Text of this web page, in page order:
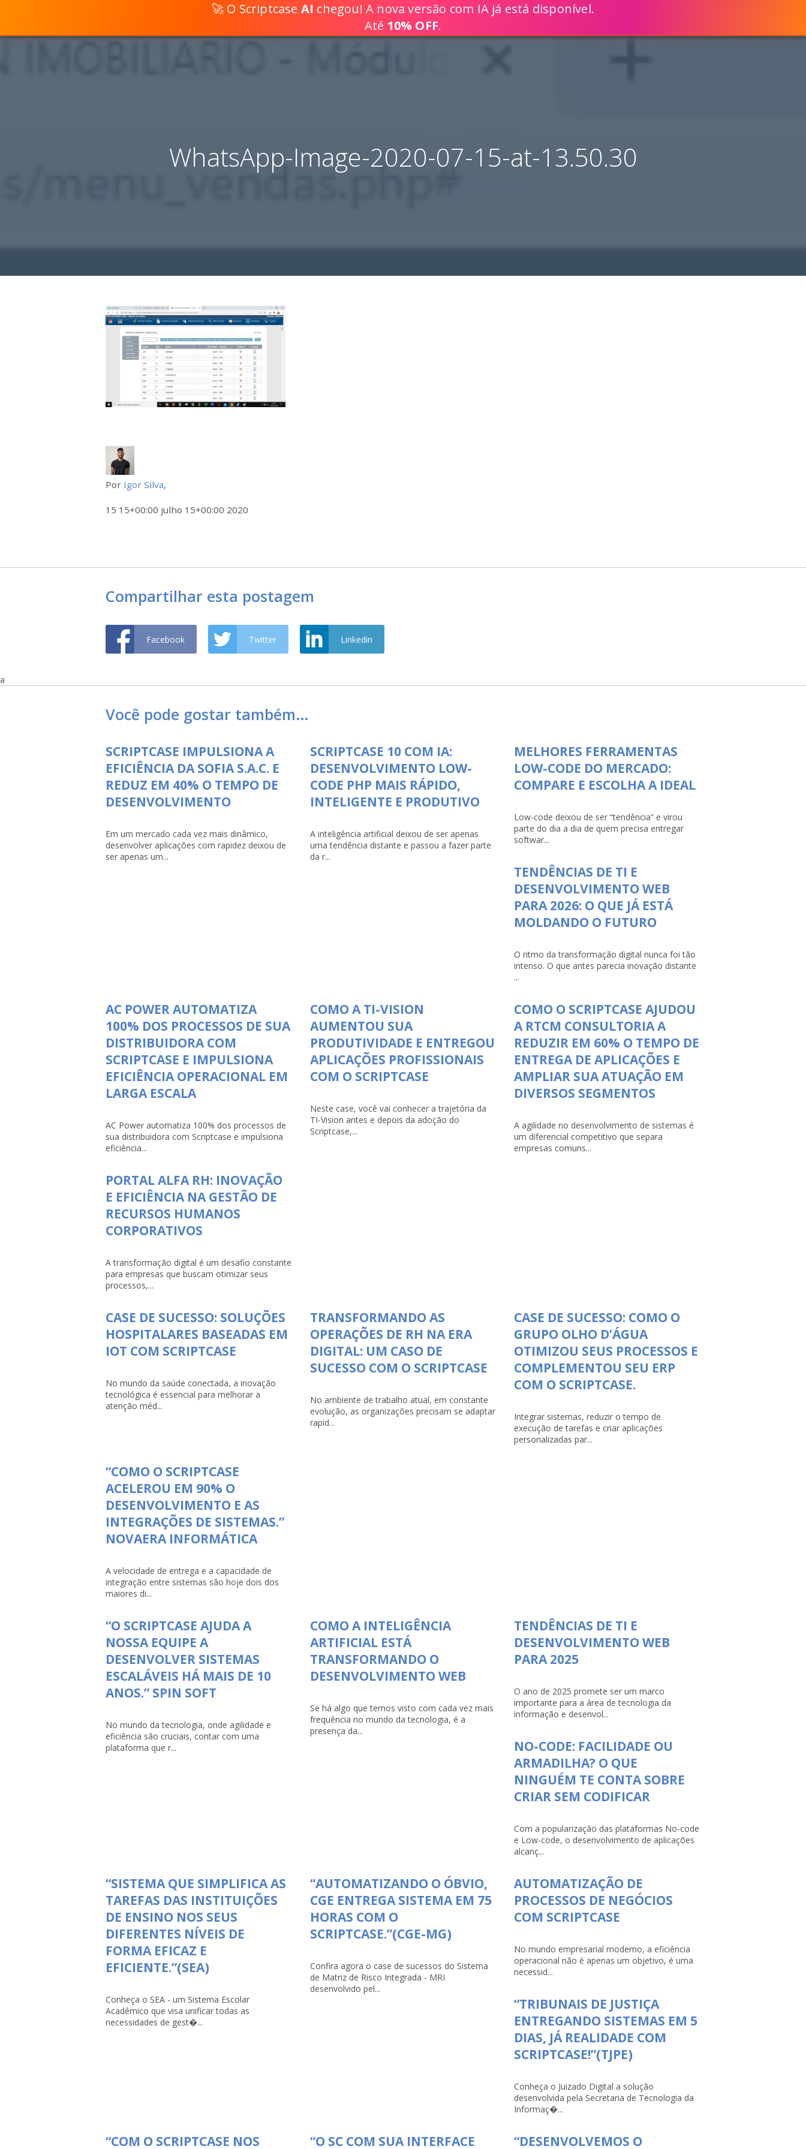
DESENVOLVA SOLUÇÕES WEB 80% MAIS RÁPIDO COM O SCRIPTCASE
WhatsApp-Image-2020-07-15-at-13.50.30
Por Igor Silva,
15 15+00:00 julho 15+00:00 2020
Compartilhar esta postagem
Facebook Twitter Linkedin
a
Você pode gostar também…
SCRIPTCASE IMPULSIONA A
EFICIÊNCIA DA SOFIA S.A.C. E
REDUZ EM 40% O TEMPO DE
DESENVOLVIMENTO
Em um mercado cada vez mais dinâmico,
desenvolver aplicações com rapidez deixou de
ser apenas um...
SCRIPTCASE 10 COM IA:
DESENVOLVIMENTO LOW-
CODE PHP MAIS RÁPIDO,
INTELIGENTE E PRODUTIVO
A inteligência artificial deixou de ser apenas
uma tendência distante e passou a fazer parte
da r...
MELHORES FERRAMENTAS
LOW-CODE DO MERCADO:
COMPARE E ESCOLHA A IDEAL
Low-code deixou de ser “tendência” e virou
parte do dia a dia de quem precisa entregar
softwar...
TENDÊNCIAS DE TI E
DESENVOLVIMENTO WEB
PARA 2026: O QUE JÁ ESTÁ
MOLDANDO O FUTURO
O ritmo da transformação digital nunca foi tão
intenso. O que antes parecia inovação distante
...
AC POWER AUTOMATIZA
100% DOS PROCESSOS DE SUA
DISTRIBUIDORA COM
SCRIPTCASE E IMPULSIONA
EFICIÊNCIA OPERACIONAL EM
LARGA ESCALA
AC Power automatiza 100% dos processos de
sua distribuidora com Scriptcase e impulsiona
eficiência...
COMO A TI-VISION
AUMENTOU SUA
PRODUTIVIDADE E ENTREGOU
APLICAÇÕES PROFISSIONAIS
COM O SCRIPTCASE
Neste case, você vai conhecer a trajetória da
TI-Vision antes e depois da adoção do
Scriptcase,...
COMO O SCRIPTCASE AJUDOU
A RTCM CONSULTORIA A
REDUZIR EM 60% O TEMPO DE
ENTREGA DE APLICAÇÕES E
AMPLIAR SUA ATUAÇÃO EM
DIVERSOS SEGMENTOS
A agilidade no desenvolvimento de sistemas é
um diferencial competitivo que separa
empresas comuns...
PORTAL ALFA RH: INOVAÇÃO
E EFICIÊNCIA NA GESTÃO DE
RECURSOS HUMANOS
CORPORATIVOS
A transformação digital é um desafio constante
para empresas que buscam otimizar seus
processos,...
CASE DE SUCESSO: SOLUÇÕES
HOSPITALARES BASEADAS EM
IOT COM SCRIPTCASE
No mundo da saúde conectada, a inovação
tecnológica é essencial para melhorar a
atenção méd...
TRANSFORMANDO AS
OPERAÇÕES DE RH NA ERA
DIGITAL: UM CASO DE
SUCESSO COM O SCRIPTCASE
No ambiente de trabalho atual, em constante
evolução, as organizações precisam se adaptar
rapid...
CASE DE SUCESSO: COMO O
GRUPO OLHO D’ÁGUA
OTIMIZOU SEUS PROCESSOS E
COMPLEMENTOU SEU ERP
COM O SCRIPTCASE.
Integrar sistemas, reduzir o tempo de
execução de tarefas e criar aplicações
personalizadas par...
“COMO O SCRIPTCASE
ACELEROU EM 90% O
DESENVOLVIMENTO E AS
INTEGRAÇÕES DE SISTEMAS.”
NOVAERA INFORMÁTICA
A velocidade de entrega e a capacidade de
integração entre sistemas são hoje dois dos
maiores di...
“O SCRIPTCASE AJUDA A
NOSSA EQUIPE A
DESENVOLVER SISTEMAS
ESCALÁVEIS HÁ MAIS DE 10
ANOS.” SPIN SOFT
No mundo da tecnologia, onde agilidade e
eficiência são cruciais, contar com uma
plataforma que r...
COMO A INTELIGÊNCIA
ARTIFICIAL ESTÁ
TRANSFORMANDO O
DESENVOLVIMENTO WEB
Se há algo que temos visto com cada vez mais
frequência no mundo da tecnologia, é a
presença da...
TENDÊNCIAS DE TI E
DESENVOLVIMENTO WEB
PARA 2025
O ano de 2025 promete ser um marco
importante para a área de tecnologia da
informação e desenvol...
NO-CODE: FACILIDADE OU
ARMADILHA? O QUE
NINGUÉM TE CONTA SOBRE
CRIAR SEM CODIFICAR
Com a popularização das plataformas No-code
e Low-code, o desenvolvimento de aplicações
alcanç...
“SISTEMA QUE SIMPLIFICA AS
TAREFAS DAS INSTITUIÇÕES
DE ENSINO NOS SEUS
DIFERENTES NÍVEIS DE
FORMA EFICAZ E
EFICIENTE.”(SEA)
Conheça o SEA - um Sistema Escolar
Acadêmico que visa unificar todas as
necessidades de gest�...
“AUTOMATIZANDO O ÓBVIO,
CGE ENTREGA SISTEMA EM 75
HORAS COM O
SCRIPTCASE.”(CGE-MG)
Confira agora o case de sucessos do Sistema
de Matriz de Risco Integrada - MRI
desenvolvido pel...
AUTOMATIZAÇÃO DE
PROCESSOS DE NEGÓCIOS
COM SCRIPTCASE
No mundo empresarial moderno, a eficiência
operacional não é apenas um objetivo, é uma
necessid...
“TRIBUNAIS DE JUSTIÇA
ENTREGANDO SISTEMAS EM 5
DIAS, JÁ REALIDADE COM
SCRIPTCASE!”(TJPE)
Conheça o Juizado Digital a solução
desenvolvida pela Secretaria de Tecnologia da
Informaç�...
“COM O SCRIPTCASE NOS “O SC COM SUA INTERFACE “DESENVOLVEMOS O
🚀 O Scriptcase AI chegou! A nova versão com IA já está disponível.
Até 10% OFF.